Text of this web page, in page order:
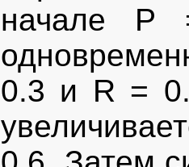
начале
0.3 и R =